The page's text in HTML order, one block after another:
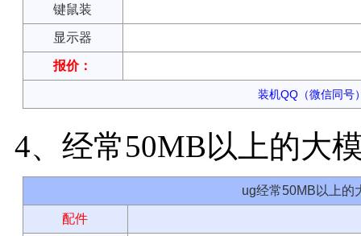
键鼠装
显示器
报价：
装机QQ（微信同号
4、经常50MB以上的大
ug经常50MB以上的
配件